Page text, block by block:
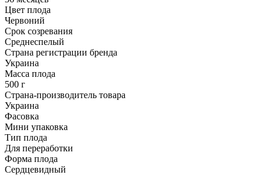
Цвет плода
Червоний
Срок созревания
Среднеспелый
Страна регистрации бренда
Украина
Масса плода
500 г
Страна-производитель товара
Украина
Фасовка
Мини упаковка
Тип плода
Для переработки
Форма плода
Сердцевидный